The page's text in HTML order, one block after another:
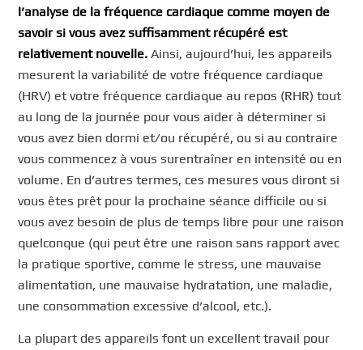
l’analyse de la fréquence cardiaque comme moyen de
savoir si vous avez suffisamment récupéré est
relativement nouvelle. Ainsi, aujourd’hui, les appareils
mesurent la variabilité de votre fréquence cardiaque
(HRV) et votre fréquence cardiaque au repos (RHR) tout
au long de la journée pour vous aider à déterminer si
vous avez bien dormi et/ou récupéré, ou si au contraire
vous commencez à vous surentraîner en intensité ou en
volume. En d’autres termes, ces mesures vous diront si
vous êtes prêt pour la prochaine séance difficile ou si
vous avez besoin de plus de temps libre pour une raison
quelconque (qui peut être une raison sans rapport avec
la pratique sportive, comme le stress, une mauvaise
alimentation, une mauvaise hydratation, une maladie,
une consommation excessive d’alcool, etc.).
La plupart des appareils font un excellent travail pour